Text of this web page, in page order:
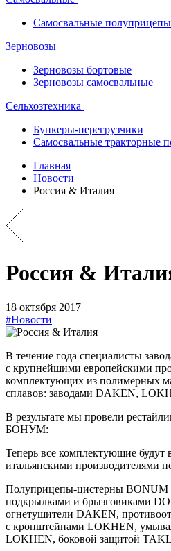
Самосвальные полуприцепы
Зерновозы
Зерновозы бортовые
Зерновозы самосвальные
Сельхозтехника
Бункеры-перегрузчики
Самосвальные тракторные
Главная
Новости
Россия & Италия
Россия &
18 октября 2017
#Новости
В течение года специалисты
с крупнейшими европейскими
комплектующих из полимерных
сплавов: заводами DAKEN,
В результате мы провели
БОНУМ:
Теперь все комплектующие
итальянскими производителями
Полуприцепы-цистерны BONUM
подкрылками и брызговиками
огнетушители DAKEN,
с кронштейнами LOKHEN,
LOKHEN, боковой защитой